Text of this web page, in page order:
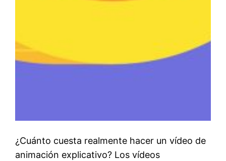
¿Cuánto cuesta realmente hacer un vídeo de
animación explicativo? Los vídeos